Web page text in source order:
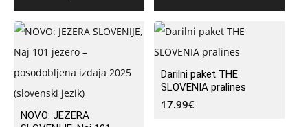
NOVO: JEZERA
Darilni paket THE
SLOVENIA pralines
17.99€